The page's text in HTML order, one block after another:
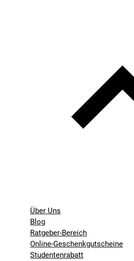
Über Uns
Blog
Ratgeber-Bereich
Online-Geschenkgutscheine
Studentenrabatt